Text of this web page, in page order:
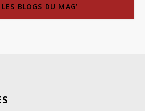
LES BLOGS DU MAG’